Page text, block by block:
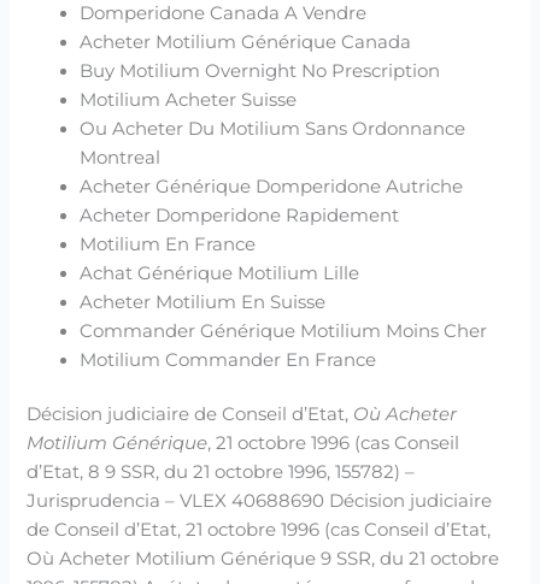
Domperidone Canada A Vendre
Acheter Motilium Générique Canada
Buy Motilium Overnight No Prescription
Motilium Acheter Suisse
Ou Acheter Du Motilium Sans Ordonnance
Montreal
Acheter Générique Domperidone Autriche
Acheter Domperidone Rapidement
Motilium En France
Achat Générique Motilium Lille
Acheter Motilium En Suisse
Commander Générique Motilium Moins Cher
Motilium Commander En France
Décision judiciaire de Conseil d’Etat, Où Acheter
Motilium Générique, 21 octobre 1996 (cas Conseil
d’Etat, 8 9 SSR, du 21 octobre 1996, 155782) –
Jurisprudencia – VLEX 40688690 Décision judiciaire
de Conseil d’Etat, 21 octobre 1996 (cas Conseil d’Etat,
Où Acheter Motilium Générique 9 SSR, du 21 octobre